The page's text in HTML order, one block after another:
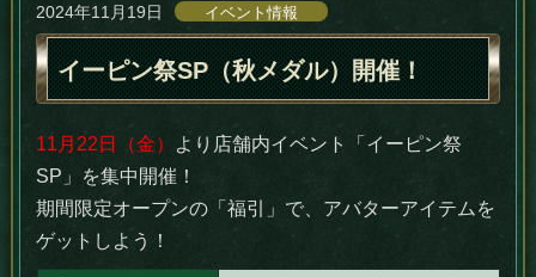
2024年11月19日 イベント情報
イーピン祭SP（秋メダル）開催！
11月22日（金）
より店舗内イベント「イーピン祭
SP」を集中開催！
期間限定オープンの「福引」で、アバターアイテムを
ゲットしよう！